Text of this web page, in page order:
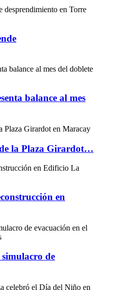
balance al mes
la Plaza Girardot…
en
de